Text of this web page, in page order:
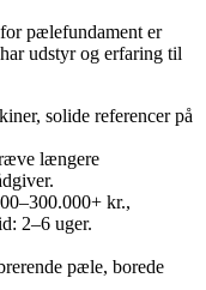
pælefundament er
udstyr og erfaring til
solide referencer på
længere
kr.,
2–6 uger.
pæle, borede